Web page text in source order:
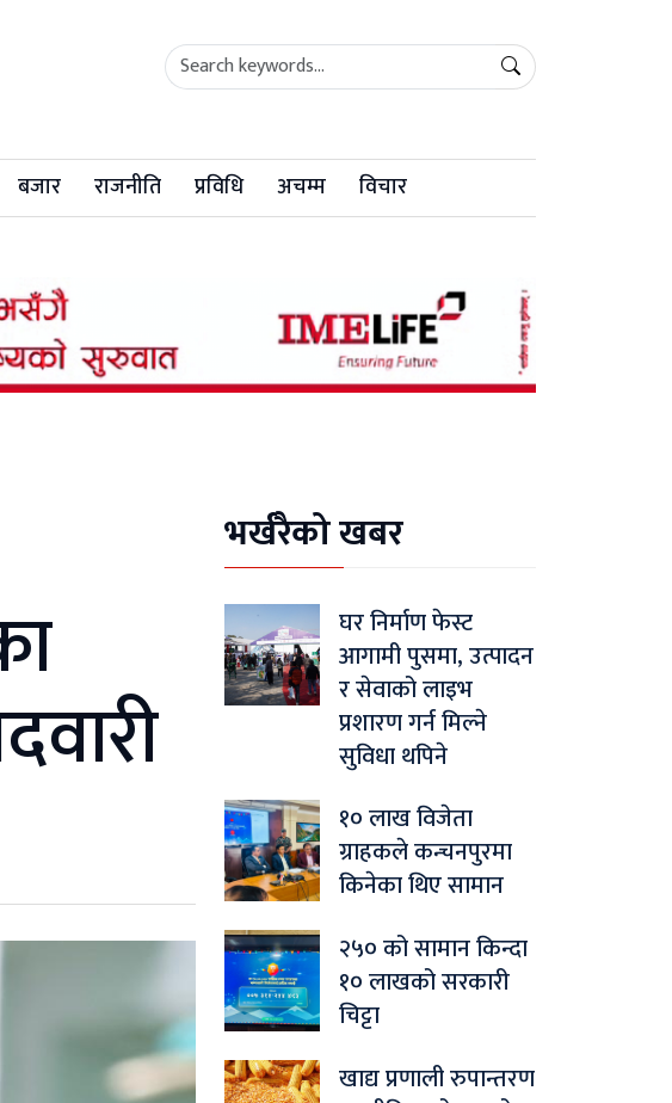
बजार राजनीति प्रविधि अचम्म विचार
भर्खरैको खबर
घर निर्माण फेस्ट
आगामी पुसमा, उत्पादन
र सेवाको लाइभ
प्रशारण गर्न मिल्ने
सुविधा थपिने
१० लाख विजेता
ग्राहकले कन्चनपुरमा
किनेका थिए सामान
२५० को सामान किन्दा
१० लाखको सरकारी
चिट्टा
खाद्य प्रणाली रुपान्तरण